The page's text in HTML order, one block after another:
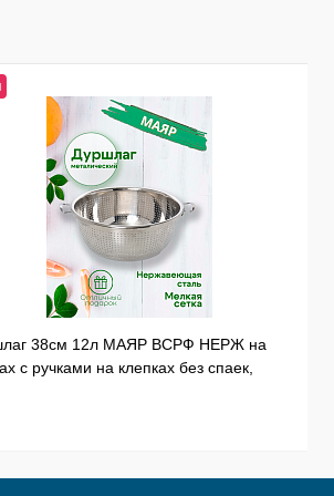
38см 12л МАЯР ВСРФ НЕРЖ на
с ручками на клепках без спаек,